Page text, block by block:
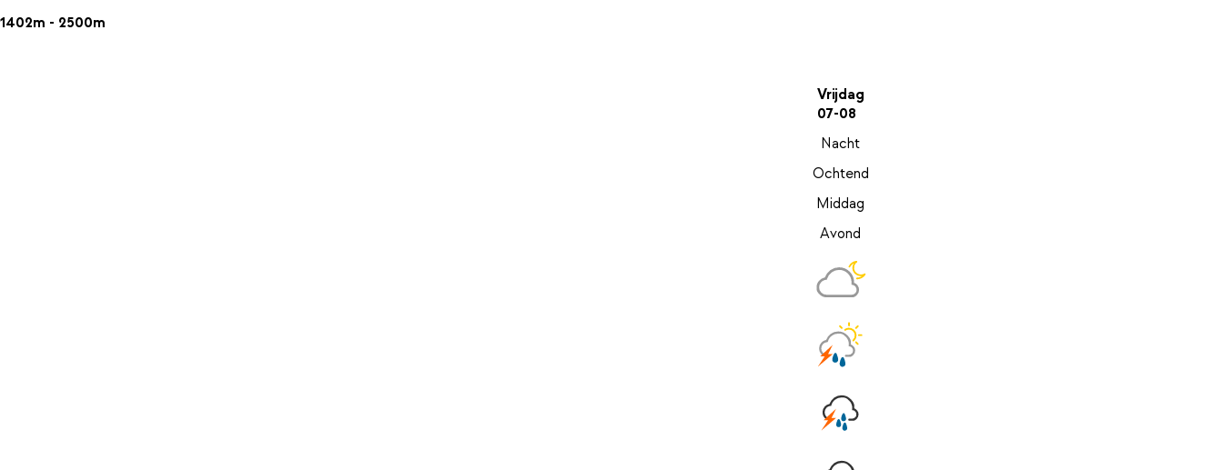
1402m - 2500m
Vrijdag
07-08
Nacht
Ochtend
Middag
Avond